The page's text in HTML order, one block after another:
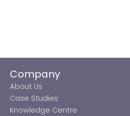
Company
About Us
Case Studies
Knowledge Centre